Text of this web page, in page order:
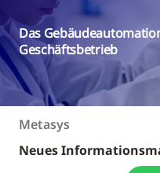
Das
Geschäftsbetrieb
Metasys
Neues